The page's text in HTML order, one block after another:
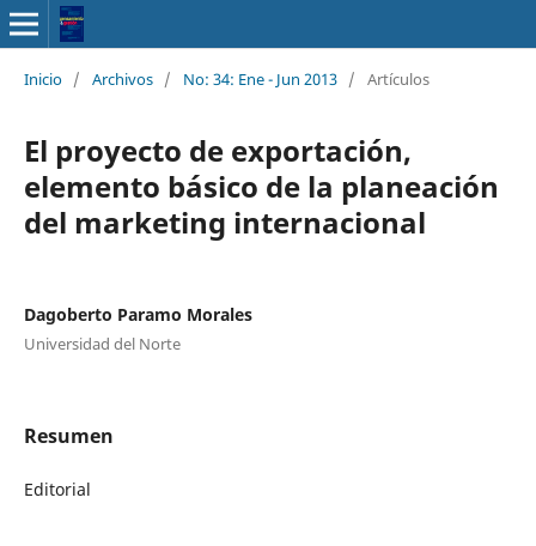
Inicio / Archivos / No: 34: Ene - Jun 2013 / Artículos
El proyecto de exportación,
elemento básico de la planeación
del marketing internacional
Dagoberto Paramo Morales
Universidad del Norte
Resumen
Editorial